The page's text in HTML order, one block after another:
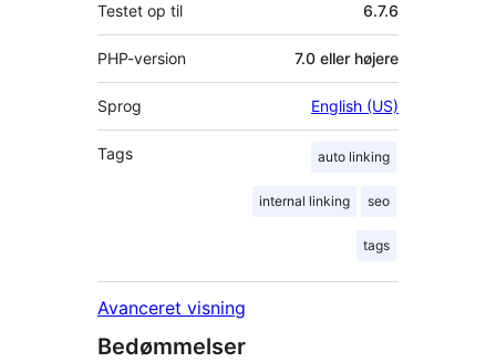
Testet op til 6.7.6
PHP-version 7.0 eller højere
Sprog English (US)
Tags auto linking
internal linking seo
tags
Avanceret visning
Bedømmelser